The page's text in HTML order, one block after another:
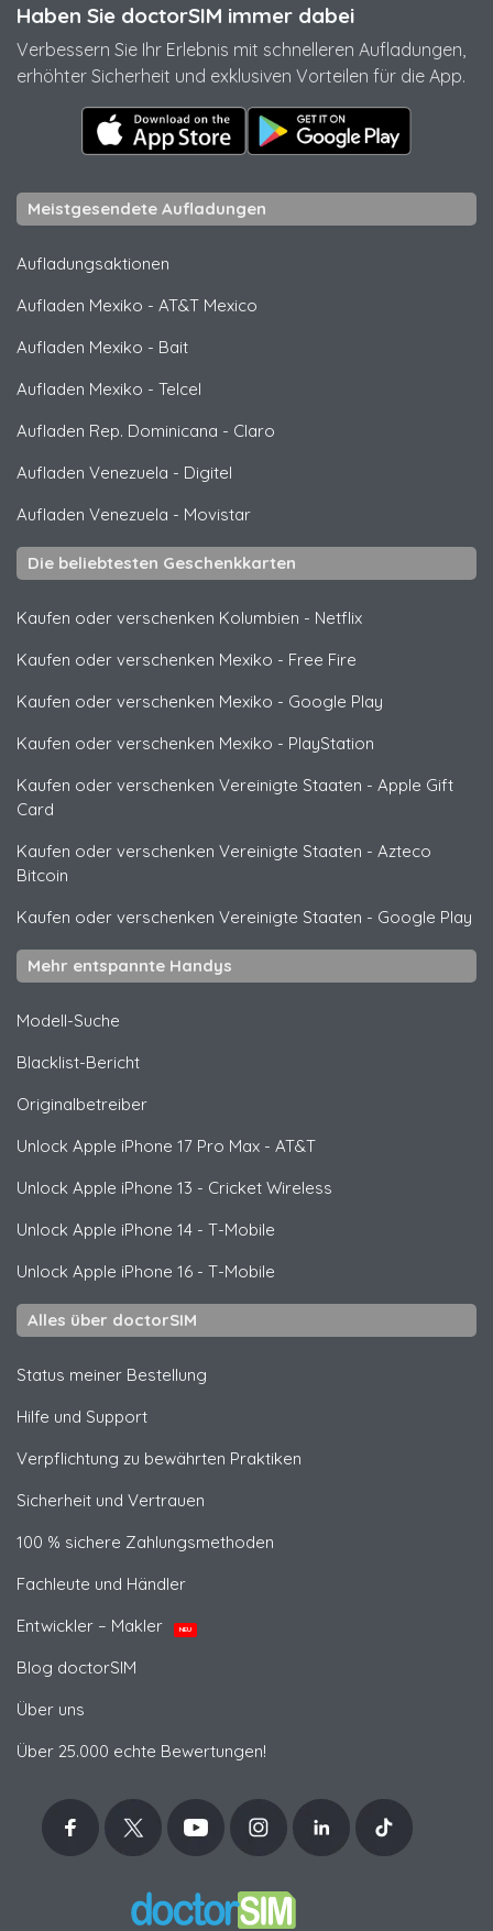
Haben Sie doctorSIM immer dabei
Verbessern Sie Ihr Erlebnis mit schnelleren Aufladungen,
erhöhter Sicherheit und exklusiven Vorteilen für die App.
Meistgesendete Aufladungen
Aufladungsaktionen
Aufladen Mexiko - AT&T Mexico
Aufladen Mexiko - Bait
Aufladen Mexiko - Telcel
Aufladen Rep. Dominicana - Claro
Aufladen Venezuela - Digitel
Aufladen Venezuela - Movistar
Die beliebtesten Geschenkkarten
Kaufen oder verschenken Kolumbien - Netflix
Kaufen oder verschenken Mexiko - Free Fire
Kaufen oder verschenken Mexiko - Google Play
Kaufen oder verschenken Mexiko - PlayStation
Kaufen oder verschenken Vereinigte Staaten - Apple Gift
Card
Kaufen oder verschenken Vereinigte Staaten - Azteco
Bitcoin
Kaufen oder verschenken Vereinigte Staaten - Google Play
Mehr entspannte Handys
Modell-Suche
Blacklist-Bericht
Originalbetreiber
Unlock Apple iPhone 17 Pro Max - AT&T
Unlock Apple iPhone 13 - Cricket Wireless
Unlock Apple iPhone 14 - T-Mobile
Unlock Apple iPhone 16 - T-Mobile
Alles über doctorSIM
Status meiner Bestellung
Hilfe und Support
Verpflichtung zu bewährten Praktiken
Sicherheit und Vertrauen
100 % sichere Zahlungsmethoden
Fachleute und Händler
Entwickler – Makler
NEU
Blog doctorSIM
Über uns
Über 25.000 echte Bewertungen!